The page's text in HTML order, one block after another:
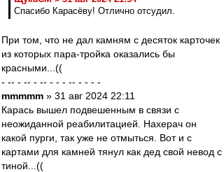
Спасибо Карасёву! Отлично отсудил.
При том, что не дал камням с десяток карточек
из которых пара-тройка оказались бы
красными...((
- -- - -- - -- - - - -- - - - -
mmmmm » 31 авг 2024 22:11
Карась вышел подвешенным в связи с
неожиданной реабилитацией. Нахерач он
какой пурги, так уже не отмыться. Вот и с
картами для камней тянул как дед свой невод с
тиной...((